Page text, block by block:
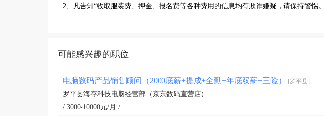
2、凡告知“收取服装费、押金、报名费等各种费用的信息均有欺诈嫌疑，请保持警惕。
可能感兴趣的职位
电脑数码产品销售顾问（2000底薪+提成+全勤+年底双薪+三险） [罗平县]
罗平县海存科技电脑经营部（京东数码直营店）
/ 3000-10000元/月 /